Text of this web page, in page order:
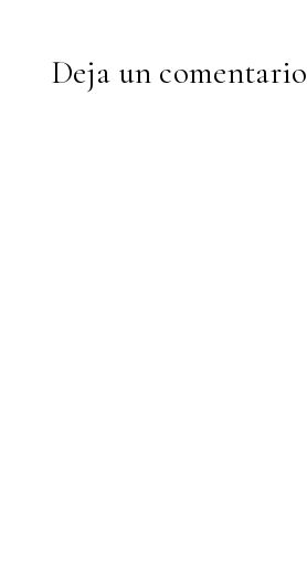
Deja un comentario